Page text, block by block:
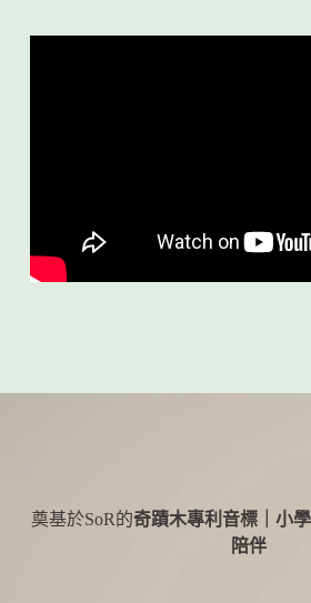
奠基於SoR的奇蹟木專利音標｜小
陪伴